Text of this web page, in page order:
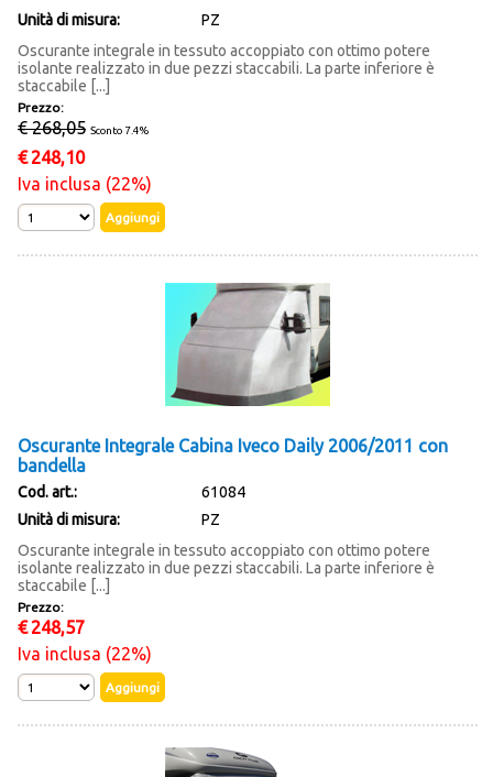
Unità di misura:
PZ
Oscurante integrale in tessuto accoppiato con ottimo potere
isolante realizzato in due pezzi staccabili. La parte inferiore è
staccabile [...]
Prezzo:
€ 268,05 Sconto 7.4%
€ 248,10
Iva inclusa (22%)
Oscurante Integrale Cabina Iveco Daily 2006/2011 con
bandella
Cod. art.:
61084
Unità di misura:
PZ
Oscurante integrale in tessuto accoppiato con ottimo potere
isolante realizzato in due pezzi staccabili. La parte inferiore è
staccabile [...]
Prezzo:
€ 248,57
Iva inclusa (22%)